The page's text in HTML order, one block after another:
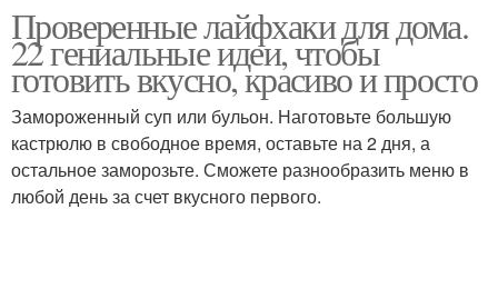
Проверенные лайфхаки для дома.
22 гениальные идеи, чтобы
готовить вкусно, красиво и просто
Замороженный суп или бульон. Наготовьте большую
кастрюлю в свободное время, оставьте на 2 дня, а
остальное заморозьте. Сможете разнообразить меню в
любой день за счет вкусного первого.